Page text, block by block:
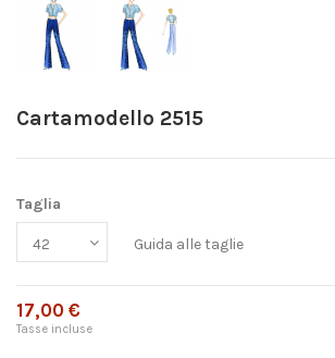
Cartamodello 2515
Taglia
Guida alle taglie
17,00 €
Tasse incluse